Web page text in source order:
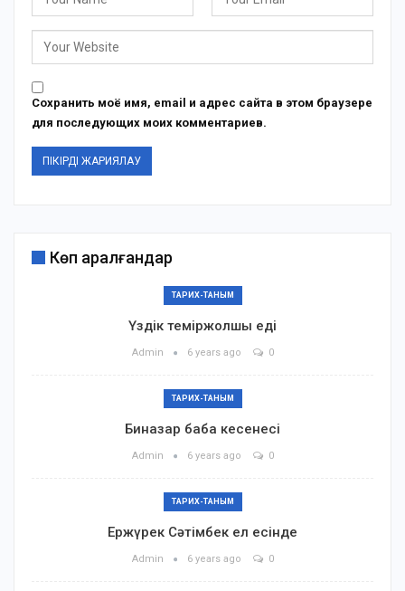
Сохранить моё имя, email и адрес сайта в этом браузере
для последующих моих комментариев.
Көп қаралғандар
ТАРИХ-ТАНЫМ
Үздік теміржолшы еді
Admin 6 years ago 0
ТАРИХ-ТАНЫМ
Биназар баба кесенесі
Admin 6 years ago 0
ТАРИХ-ТАНЫМ
Ержүрек Сәтімбек ел есінде
Admin 6 years ago 0